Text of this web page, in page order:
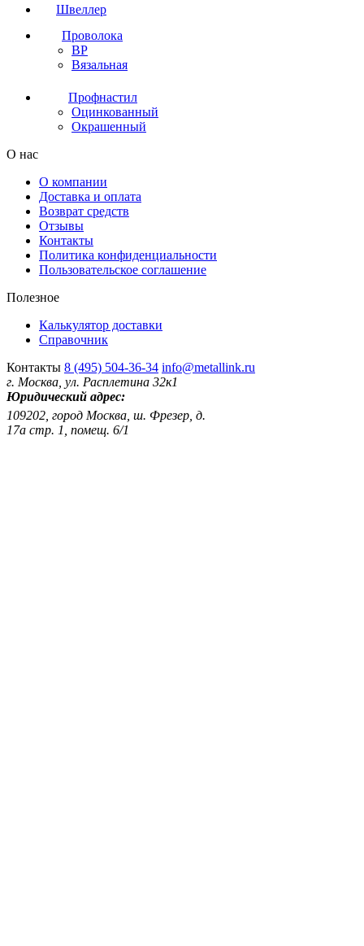
Швеллер
Проволока
ВР
Вязальная
Профнастил
Оцинкованный
Окрашенный
О нас
О компании
Доставка и оплата
Возврат средств
Отзывы
Контакты
Политика конфиденциальности
Пользовательское соглашение
Полезное
Калькулятор доставки
Справочник
Контакты 8 (495) 504-36-34 info@metallink.ru
г. Москва, ул. Расплетина 32к1
Юридический адрес:
109202, город Москва, ш. Фрезер, д.
17а стр. 1, помещ. 6/1